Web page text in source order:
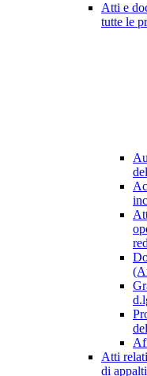
Atti e
tutte le
Atti
di